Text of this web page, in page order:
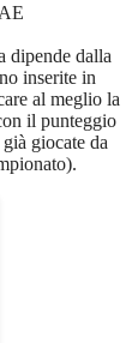
dipende dalla
inserite in
al meglio la
il punteggio
giocate da